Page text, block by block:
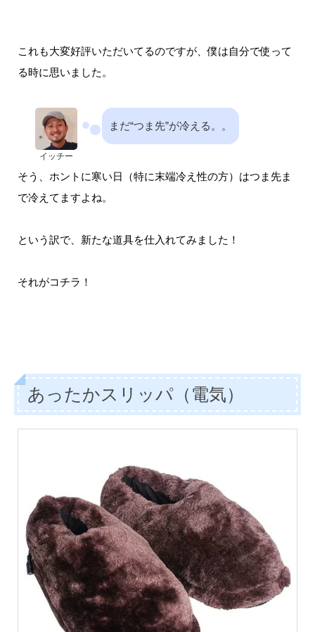
これも大変好評いただいてるのですが、僕は自分で使って
る時に思いました。
イッチー
まだ“つま先”が冷える。。
そう、ホントに寒い日（特に末端冷え性の方）はつま先ま
で冷えてますよね。
という訳で、新たな道具を仕入れてみました！
それがコチラ！
あったかスリッパ（電気）